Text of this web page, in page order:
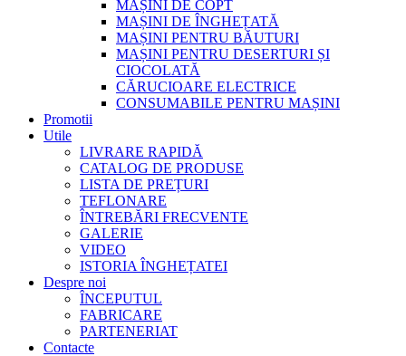
MAȘINI DE COPT
MAȘINI DE ÎNGHEȚATĂ
MAȘINI PENTRU BĂUTURI
MAȘINI PENTRU DESERTURI ȘI
CIOCOLATĂ
CĂRUCIOARE ELECTRICE
CONSUMABILE PENTRU MAȘINI
Promotii
Utile
LIVRARE RAPIDĂ
CATALOG DE PRODUSE
LISTA DE PREȚURI
TEFLONARE
ÎNTREBĂRI FRECVENTE
GALERIE
VIDEO
ISTORIA ÎNGHEȚATEI
Despre noi
ÎNCEPUTUL
FABRICARE
PARTENERIAT
Contacte